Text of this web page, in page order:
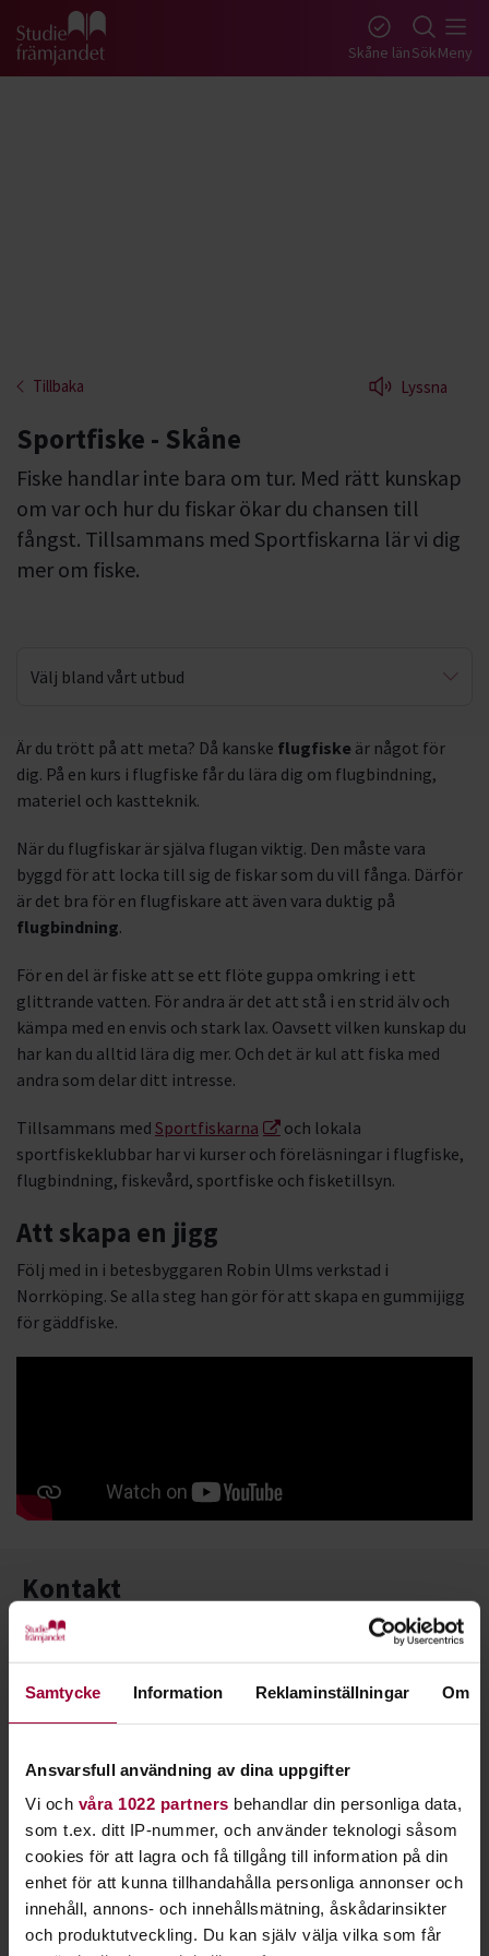
Samtycke Information Reklaminställningar Om
Ansvarsfull användning av dina uppgifter
Vi och våra 1022 partners behandlar din personliga data,
som t.ex. ditt IP-nummer, och använder teknologi såsom
cookies för att lagra och få tillgång till information på din
enhet för att kunna tillhandahålla personliga annonser och
innehåll, annons- och innehållsmätning, åskådarinsikter
och produktutveckling. Du kan själv välja vilka som får
Gå till studiefrämjandets startsida Skåne länSökMeny
Tillbaka Lyssna
Sportfiske - Skåne
Fiske handlar inte bara om tur. Med rätt kunskap
om var och hur du fiskar ökar du chansen till
fångst. Tillsammans med Sportfiskarna lär vi dig
mer om fiske.
Välj bland vårt utbud
Fisketillsyn
Är du trött på att meta? Då kanske flugfiske är något för
dig. På en kurs i flugfiske får du lära dig om flugbindning,
materiel och kastteknik.
När du flugfiskar är själva flugan viktig. Den måste vara
byggd för att locka till sig de fiskar som du vill fånga. Därför
är det bra för en flugfiskare att även vara duktig på
flugbindning.
För en del är fiske att se ett flöte guppa omkring i ett
glittrande vatten. För andra är det att stå i en strid älv och
kämpa med en envis och stark lax. Oavsett vilken kunskap du
har kan du alltid lära dig mer. Och det är kul att fiska med
andra som delar ditt intresse.
Tillsammans med Sportfiskarna
och lokala
sportfiskeklubbar har vi kurser och föreläsningar i flugfiske,
flugbindning, fiskevård, sportfiske och fisketillsyn.
Att skapa en jigg
Följ med in i betesbyggaren Robin Ulms verkstad i
Norrköping. Se alla steg han gör för att skapa en gummijigg
för gäddfiske.
Kontakt